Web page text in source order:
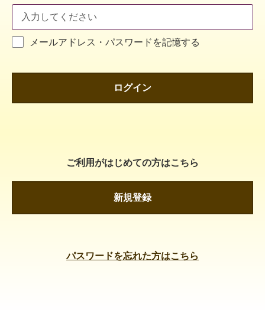
メールアドレス・パスワードを記憶する
ログイン
ご利用がはじめての方はこちら
新規登録
パスワードを忘れた方はこちら